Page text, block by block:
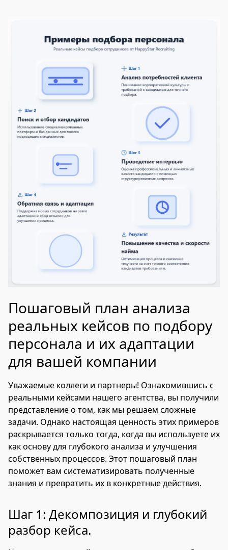
Пошаговый план анализа
реальных кейсов по подбору
персонала и их адаптации
для вашей компании
Уважаемые коллеги и партнеры! Ознакомившись с
реальными кейсами нашего агентства, вы получили
представление о том, как мы решаем сложные
задачи. Однако настоящая ценность этих примеров
раскрывается только тогда, когда вы используете их
как основу для глубокого анализа и улучшения
собственных процессов. Этот пошаговый план
поможет вам систематизировать полученные
знания и превратить их в конкретные действия.
Шаг 1: Декомпозиция и глубокий
разбор кейса.